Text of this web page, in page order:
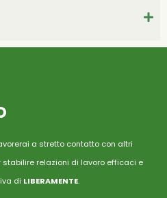
a stretto contatto con altri
relazioni di lavoro efficaci e
di LIBERAMENTE.